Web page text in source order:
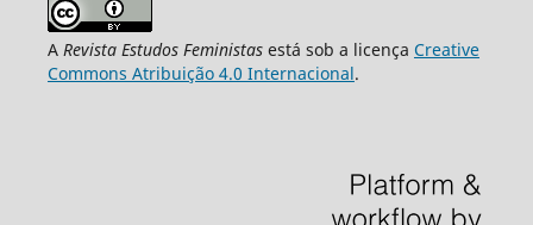
A Revista Estudos Feministasestá sob a licença Creative
Commons Atribuição 4.0 Internacional.